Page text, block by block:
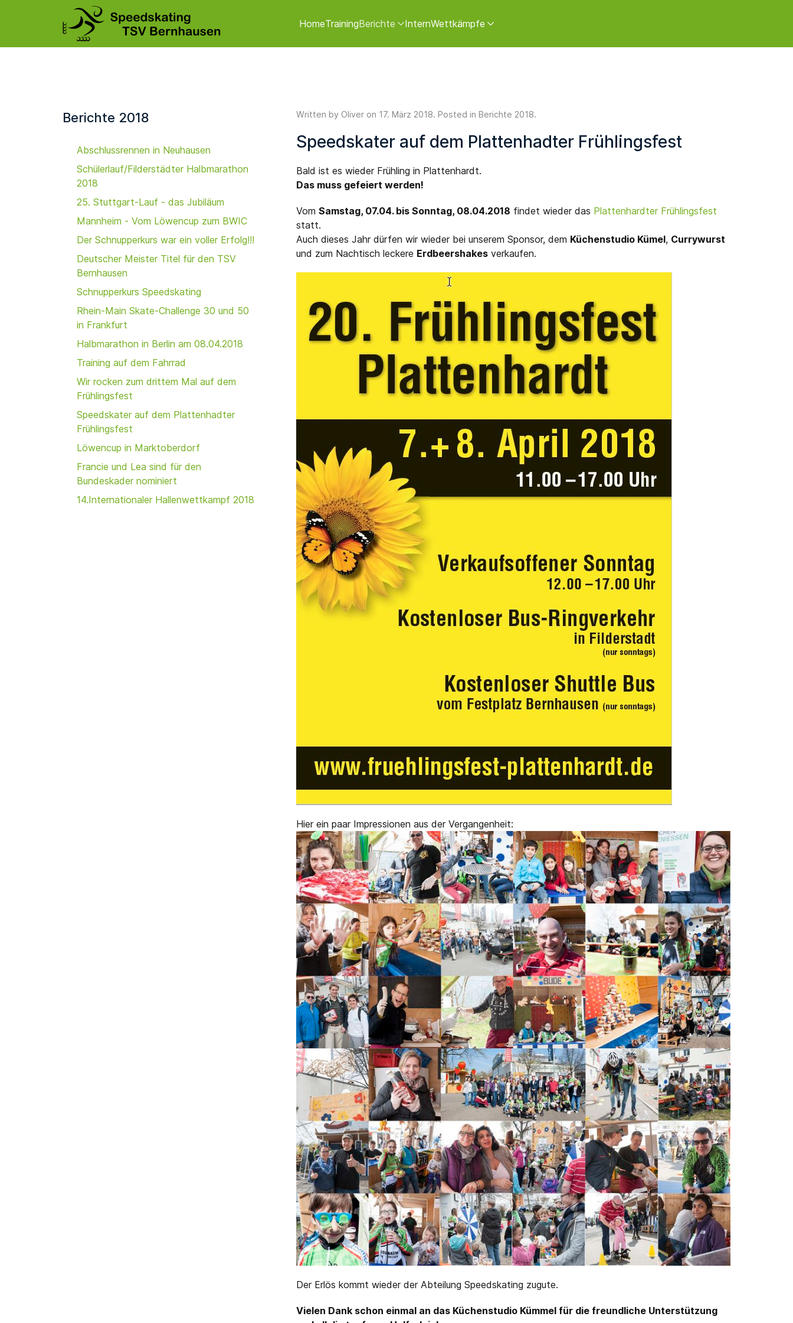
HomeTrainingBerichte InternWettkämpfe
Berichte 2018
Abschlussrennen in Neuhausen
Schülerlauf/Filderstädter Halbmarathon
2018
25. Stuttgart-Lauf - das Jubiläum
Mannheim - Vom Löwencup zum BWIC
Der Schnupperkurs war ein voller Erfolg!!!
Deutscher Meister Titel für den TSV
Bernhausen
Schnupperkurs Speedskating
Rhein-Main Skate-Challenge 30 und 50
in Frankfurt
Halbmarathon in Berlin am 08.04.2018
Training auf dem Fahrrad
Wir rocken zum drittem Mal auf dem
Frühlingsfest
Speedskater auf dem Plattenhadter
Frühlingsfest
Löwencup in Marktoberdorf
Francie und Lea sind für den
Bundeskader nominiert
14.Internationaler Hallenwettkampf 2018
Written by Oliver on 17. März 2018. Posted in Berichte 2018.
Speedskater auf dem Plattenhadter Frühlingsfest
Bald ist es wieder Frühling in Plattenhardt.
Das muss gefeiert werden!
Vom Samstag, 07.04. bis Sonntag, 08.04.2018 findet wieder das Plattenhardter Frühlingsfest
statt.
Auch dieses Jahr dürfen wir wieder bei unserem Sponsor, dem Küchenstudio Kümel, Currywurst
und zum Nachtisch leckere Erdbeershakes verkaufen.
Hier ein paar Impressionen aus der Vergangenheit:
Der Erlös kommt wieder der Abteilung Speedskating zugute.
Vielen Dank schon einmal an das Küchenstudio Kümmel für die freundliche Unterstützung